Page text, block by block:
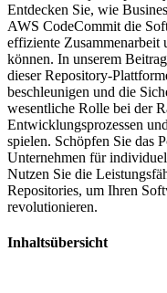
Entdecken Sie, wie
AWS CodeCommit die
effiziente Zusammenarbeit
können. In unserem
dieser Repository-
beschleunigen und die
wesentliche Rolle bei der
Entwicklungsprozessen
spielen. Schöpfen Sie das
Unternehmen für
Nutzen Sie die
Repositories, um Ihren
revolutionieren.
Inhaltsübersicht